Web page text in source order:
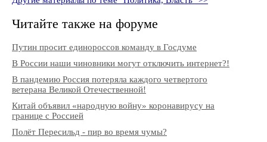
Читайте также на форуме
Путин просит единороссов команду в Госдуме
В России наши чиновники могут отключить интернет?!
В пандемию Россия потеряла каждого четвертого
ветерана Великой Отечественной!
Китай объявил «народную войну» коронавирусу на
границе с Россией
Полёт Пересильд - пир во время чумы?